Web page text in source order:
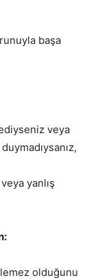
başa
veya
yanlış
olduğunu